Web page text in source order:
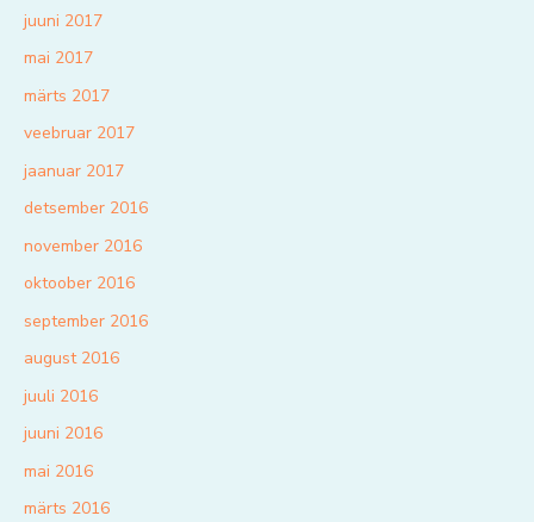
juuni 2017
mai 2017
märts 2017
veebruar 2017
jaanuar 2017
detsember 2016
november 2016
oktoober 2016
september 2016
august 2016
juuli 2016
juuni 2016
mai 2016
märts 2016